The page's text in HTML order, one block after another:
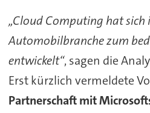
„Cloud Computing hat sich
Automobilbranche zum
entwickelt“, sagen die
Erst kürzlich vermeldete
Partnerschaft mit